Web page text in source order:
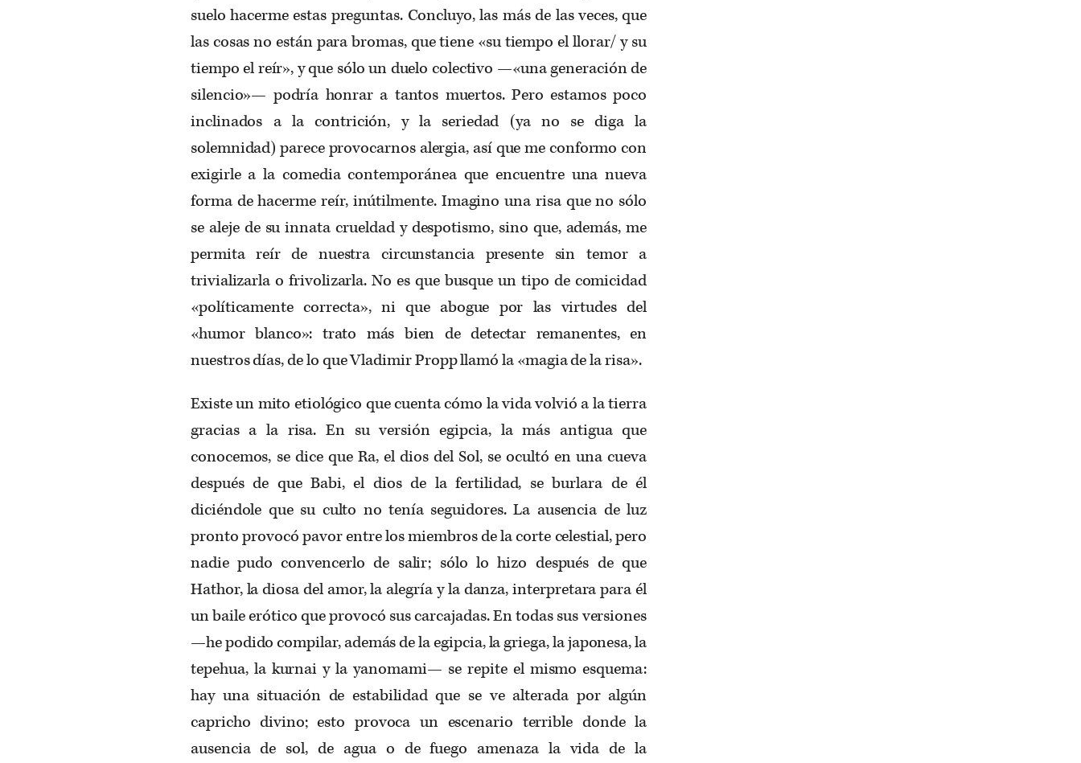
suelo hacerme estas preguntas. Concluyo, las más de las veces, que
las cosas no están para bromas, que tiene «su tiempo el llorar/ y su
tiempo el reír», y que sólo un duelo colectivo —«una generación de
silencio»— podría honrar a tantos muertos. Pero estamos poco
inclinados a la contrición, y la seriedad (ya no se diga la
solemnidad) parece provocarnos alergia, así que me conformo con
exigirle a la comedia contemporánea que encuentre una nueva
forma de hacerme reír, inútilmente. Imagino una risa que no sólo
se aleje de su innata crueldad y despotismo, sino que, además, me
permita reír de nuestra circunstancia presente sin temor a
trivializarla o frivolizarla. No es que busque un tipo de comicidad
«políticamente correcta», ni que abogue por las virtudes del
«humor blanco»: trato más bien de detectar remanentes, en
nuestros días, de lo que Vladimir Propp llamó la «magia de la risa».
Existe un mito etiológico que cuenta cómo la vida volvió a la tierra
gracias a la risa. En su versión egipcia, la más antigua que
conocemos, se dice que Ra, el dios del Sol, se ocultó en una cueva
después de que Babi, el dios de la fertilidad, se burlara de él
diciéndole que su culto no tenía seguidores. La ausencia de luz
pronto provocó pavor entre los miembros de la corte celestial, pero
nadie pudo convencerlo de salir; sólo lo hizo después de que
Hathor, la diosa del amor, la alegría y la danza, interpretara para él
un baile erótico que provocó sus carcajadas. En todas sus versiones
—he podido compilar, además de la egipcia, la griega, la japonesa, la
tepehua, la kurnai y la yanomami— se repite el mismo esquema:
hay una situación de estabilidad que se ve alterada por algún
capricho divino; esto provoca un escenario terrible donde la
ausencia de sol, de agua o de fuego amenaza la vida de la